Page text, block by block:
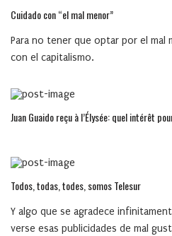
Cuidado con “el mal menor”
Para no tener que optar por el mal
con el capitalismo.
Juan Guaido reçu à l’Élysée: quel intérêt
Todos, todas, todes, somos Telesur
Y algo que se agradece
verse esas publicidades de mal